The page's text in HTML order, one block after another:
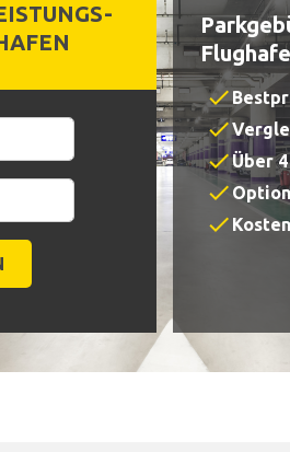
check
check
checkÜber
check
check